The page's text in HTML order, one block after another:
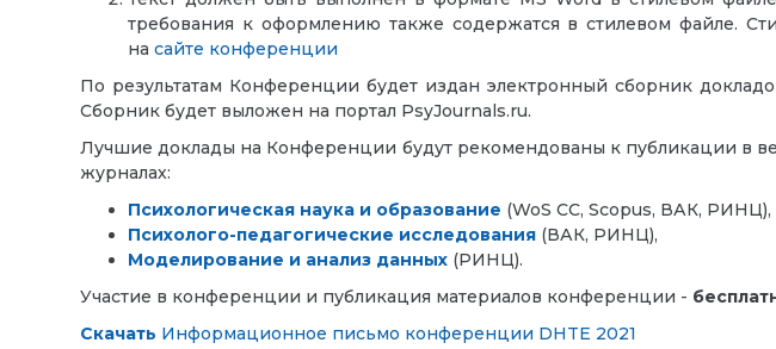
требования к оформлению также содержатся в стилевом файле.
на сайте конференции
По результатам Конференции будет издан электронный сборник
Сборник будет выложен на портал PsyJournals.ru.
Лучшие доклады на Конференции будут рекомендованы к публикации в
журналах:
Психологическая наука и образование (WoS СС, Scopus, ВАК, РИНЦ),
Психолого-педагогические исследования (ВАК, РИНЦ),
Моделирование и анализ данных (РИНЦ).
Участие в конференции и публикация материалов конференции -
Скачать Информационное письмо конференции DHTE 2021